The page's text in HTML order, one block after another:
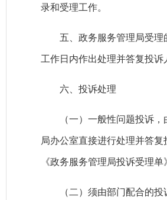
录和受理工作。
五、政务服务管理局受理
工作日内作出处理并答复投诉
六、投诉处理
（一）一般性问题投诉
局办公室直接进行处理并答复
《政务服务管理局投诉受理单
（二）须由部门配合的